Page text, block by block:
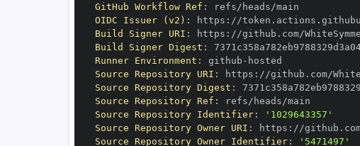
GitHub Workflow Ref :
OIDC Issuer (v2) : https :
Build Signer URI : https :
Build Signer Digest :
Runner Environment : github -
Source Repository URI : https :
Source Repository Digest :
Source Repository Ref :
Source Repository Identifier:
'1029643357'
Source Repository Owner URI : https :
Source Repository Owner Identifier: '5471497'